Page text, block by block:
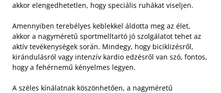
akkor elengedhetetlen, hogy speciális ruhákat viseljen.
Amennyiben terebélyes keblekkel áldotta meg az élet,
akkor a nagyméretű sportmelltartó jó szolgálatot tehet az
aktív tevékenységek során. Mindegy, hogy biciklizésről,
kirándulásról vagy intenzív kardio edzésről van szó, fontos,
hogy a fehérnemű kényelmes legyen.
A széles kínálatnak köszönhetően, a nagyméretű